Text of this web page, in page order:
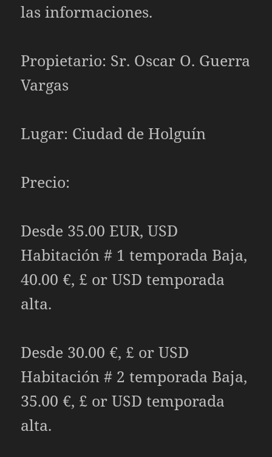
las informaciones.
Propietario: Sr. Oscar O. Guerra
Vargas
Lugar: Ciudad de Holguín
Precio:
Desde 35.00 EUR, USD
Habitación # 1 temporada Baja,
40.00 €, £ or USD temporada
alta.
Desde 30.00 €, £ or USD
Habitación # 2 temporada Baja,
35.00 €, £ or USD temporada
alta.